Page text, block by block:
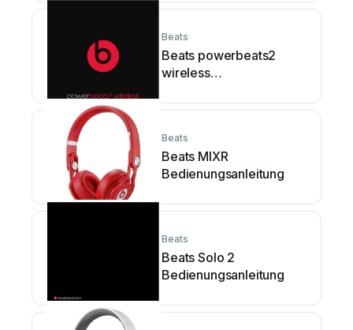
Beats
Beats powerbeats2
wireless
Beats
Beats MIXR
Bedienungsanleitung
Beats
Beats Solo 2
Bedienungsanleitung